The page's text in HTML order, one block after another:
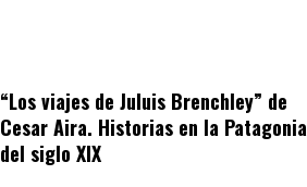
“Los viajes de Juluis Brenchley” de
Cesar Aira. Historias en la Patagonia
del siglo XIX